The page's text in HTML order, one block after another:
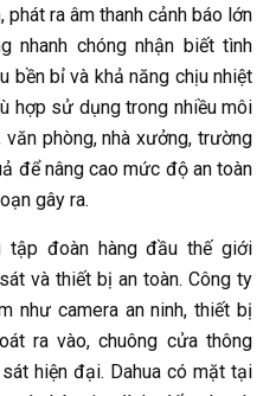
ra âm thanh cảnh báo lớn
nhanh chóng nhận biết tình
bền bỉ và khả năng chịu nhiệt
hợp sử dụng trong nhiều môi
phòng, nhà xưởng, trường
để nâng cao mức độ an toàn
gây ra.
tập đoàn hàng đầu thế giới
và thiết bị an toàn. Công ty
như camera an ninh, thiết bị
ra vào, chuông cửa thông
hiện đại. Dahua có mặt tại